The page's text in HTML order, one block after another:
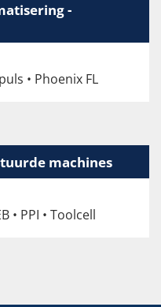
-
• Phoenix FL
machines
• PPI • Toolcell